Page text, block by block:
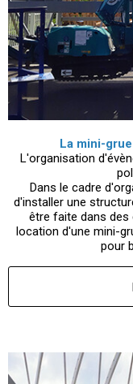
La mini-
L'organisation
Dans le cadre
d'installer une
être faite dans
location d'une mini-
pour